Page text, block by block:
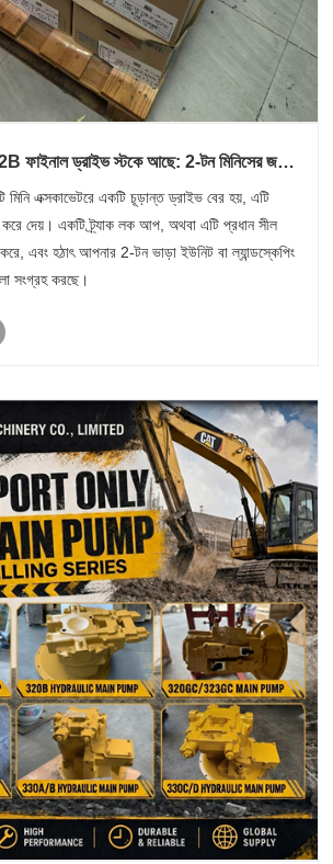
ড্রাইভ স্টকে আছে: 2-টন মিনিসের জন্য
এক্সকাভেটরে একটি চূড়ান্ত ড্রাইভ বের হয়, এটি
করে দেয়। একটি ট্র্যাক লক আপ, অথবা এটি প্রধান সীল
এবং হঠাৎ আপনার 2-টন ভাড়া ইউনিট বা ল্যান্ডস্কেপিং
সংগ্রহ করছে।